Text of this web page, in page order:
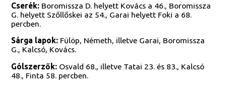
Cserék: Boromissza D. helyett Kovács a 46., Boromissza
G. helyett Szőllőskei az 54., Garai helyett Foki a 68.
percben.
Sárga lapok: Fülöp, Németh, illetve Garai, Boromissza
G., Kalcsó, Kovács.
Gólszerzők: Osvald 68., illetve Tatai 23. és 83., Kalcsó
48., Finta 58. percben.